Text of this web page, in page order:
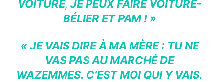
VOITURE, JE PEUX FAIRE VOITURE-
BÉLIER ET PAM ! »
« JE VAIS DIRE À MA MÈRE : TU NE
VAS PAS AU MARCHÉ DE
WAZEMMES. C’EST MOI QUI Y VAIS.